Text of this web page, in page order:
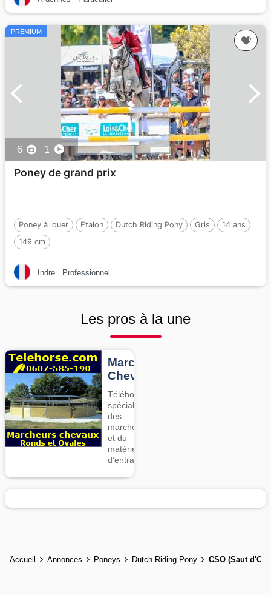
PREMIUM
6 1
Poney de grand prix
Poney à louer Etalon Dutch Riding Pony Gris
14 ans
149 cm
Indre Professionnel
Les pros à la une
Marcheurs
Chevaux
Téléhorse,
spécialiste
des
marcheurs
et du
matériel
d’entrainement
Accueil Annonces Poneys Dutch Riding Pony CSO (Saut